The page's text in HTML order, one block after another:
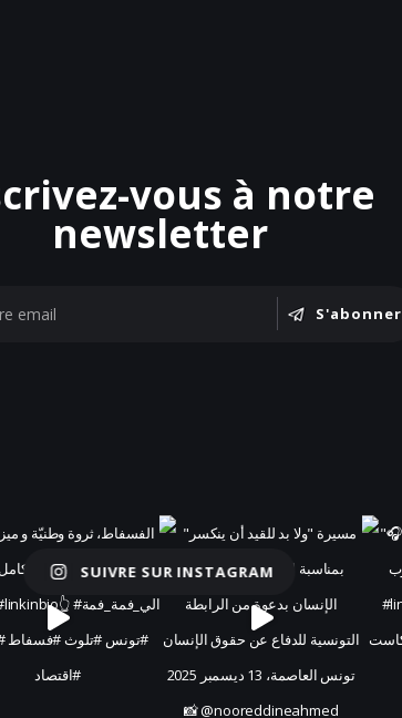
vous à notre
newsletter
S'abonner
Charger plus
SUIVRE SUR INSTAGRAM